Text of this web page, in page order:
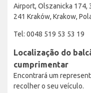
Airport, Olszanicka 174,
241 Kraków, Krakow,
Tel: 0048 519 53 53 19
Localização do
cumprimentar
Encontrará um
recolher o seu veículo.